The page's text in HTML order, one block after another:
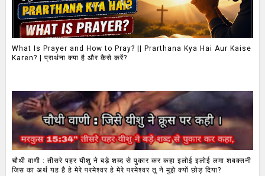
What Is Prayer and How to Pray? || Prarthana Kya Hai Aur Kaise
Karen? | प्रार्थना क्या है और कैसे करें?
चौथी वाणी : तीसरे पहर यीशु ने बड़े शब्द से पुकार कर कहा इलोई इलोई लमा शबक्तनी
जिस का अर्थ यह है हे मेरे परमेश्वर हे मेरे परमेश्वर तू ने मुझे क्यों छोड़ दिया?